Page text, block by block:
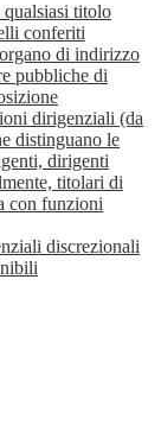
titolo
conferiti
di indirizzo
pubbliche di
dirigenziali (da
distinguano le
dirigenti
titolari di
con funzioni
discrezionali